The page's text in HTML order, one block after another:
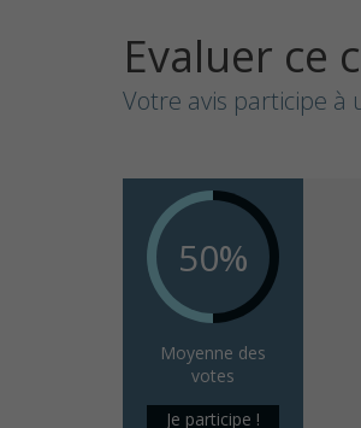
Evaluer ce
Votre avis participe à
50%
Moyenne des
votes
Je participe !